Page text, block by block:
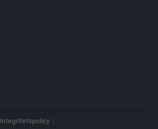
Integritetspolicy